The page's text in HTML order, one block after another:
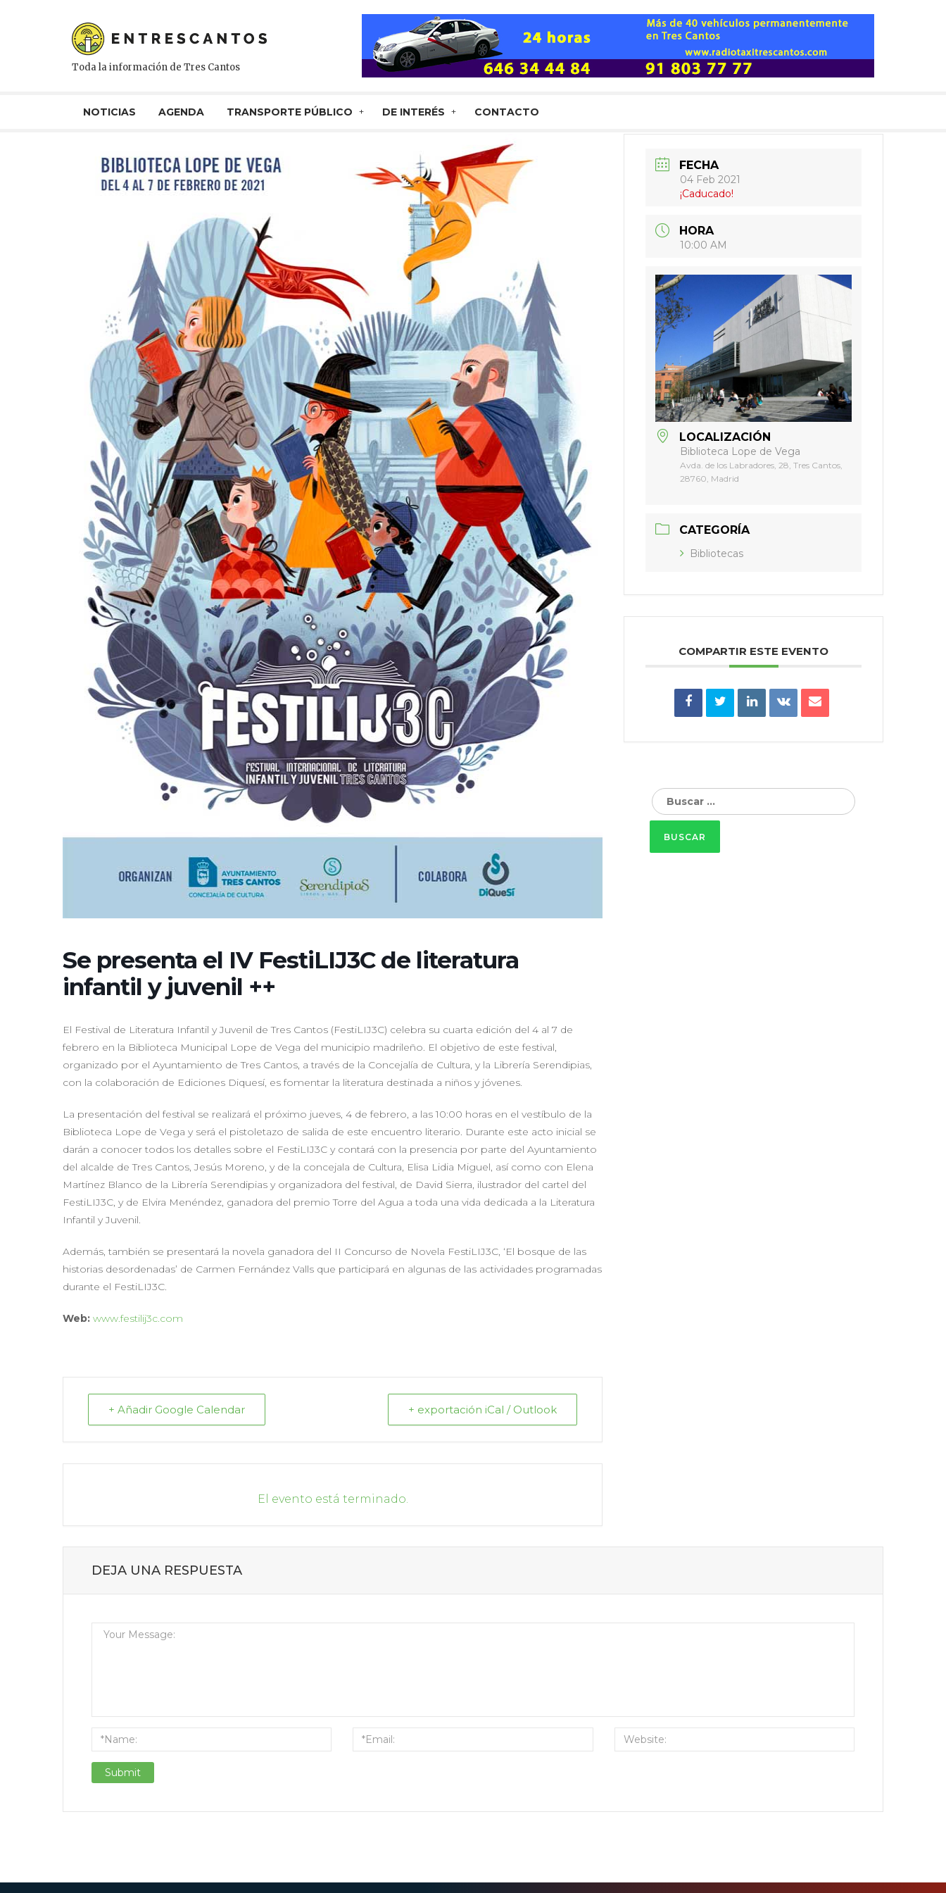
Toda la información de Tres Cantos
NOTICIAS AGENDA TRANSPORTE PÚBLICO DE INTERÉS CONTACTO
Se presenta el IV FestiLIJ3C de literatura
infantil y juvenil ++
El Festival de Literatura Infantil y Juvenil de Tres Cantos (FestiLIJ3C) celebra su cuarta edición del 4 al 7 de
febrero en la Biblioteca Municipal Lope de Vega del municipio madrileño. El objetivo de este festival,
organizado por el Ayuntamiento de Tres Cantos, a través de la Concejalía de Cultura, y la Librería Serendipias,
con la colaboración de Ediciones Diquesí, es fomentar la literatura destinada a niños y jóvenes.
La presentación del festival se realizará el próximo jueves, 4 de febrero, a las 10:00 horas en el vestíbulo de la
Biblioteca Lope de Vega y será el pistoletazo de salida de este encuentro literario. Durante este acto inicial se
darán a conocer todos los detalles sobre el FestiLIJ3C y contará con la presencia por parte del Ayuntamiento
del alcalde de Tres Cantos, Jesús Moreno, y de la concejala de Cultura, Elisa Lidia Miguel, así como con Elena
Martínez Blanco de la Librería Serendipias y organizadora del festival, de David Sierra, ilustrador del cartel del
FestiLIJ3C, y de Elvira Menéndez, ganadora del premio Torre del Agua a toda una vida dedicada a la Literatura
Infantil y Juvenil.
Además, también se presentará la novela ganadora del II Concurso de Novela FestiLIJ3C, ‘El bosque de las
historias desordenadas’ de Carmen Fernández Valls que participará en algunas de las actividades programadas
durante el FestiLIJ3C.
Web: www.festilij3c.com
+ Añadir Google Calendar + exportación iCal / Outlook
El evento está terminado.
FECHA
04 Feb 2021
¡Caducado!
HORA
10:00 AM
LOCALIZACIÓN
Biblioteca Lope de Vega
Avda. de los Labradores, 28, Tres Cantos,
28760, Madrid
CATEGORÍA
Bibliotecas
COMPARTIR ESTE EVENTO
Buscar:
DEJA UNA RESPUESTA